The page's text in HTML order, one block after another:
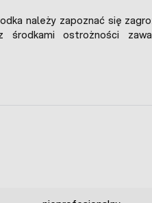
należy zapoznać się
środkami ostrożności